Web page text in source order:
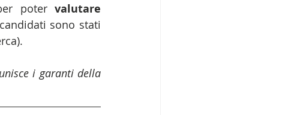
poter valutare
i garanti della